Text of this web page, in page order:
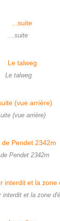
...suite
Le talweg
(vue arrière)
Pendet 2342m
interdit et la zone